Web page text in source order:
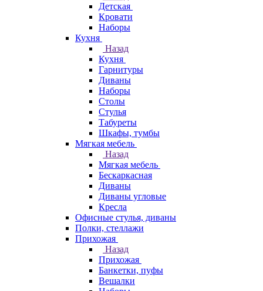
Детская
Кровати
Наборы
Кухня
Назад
Кухня
Гарнитуры
Диваны
Наборы
Столы
Стулья
Табуреты
Шкафы, тумбы
Мягкая мебель
Назад
Мягкая мебель
Бескаркасная
Диваны
Диваны угловые
Кресла
Офисные стулья, диваны
Полки, стеллажи
Прихожая
Назад
Прихожая
Банкетки, пуфы
Вешалки